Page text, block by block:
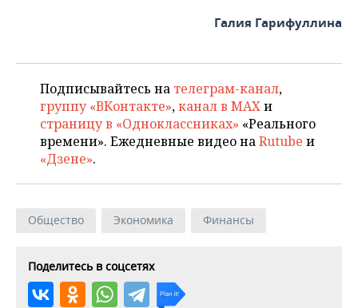
Галия Гарифуллина
Подписывайтесь на телеграм-канал,
группу «ВКонтакте»,канал в MAXи
страницу в «Одноклассниках» «Реального
времени». Ежедневные видео наRutube и
«Дзене».
Общество Экономика Финансы
Поделитесь в соцсетях